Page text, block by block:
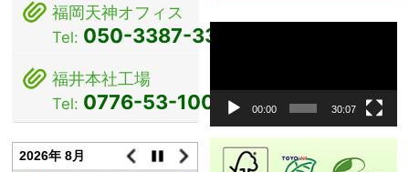
福岡天神オフィス
Tel: 050-3387-3381
福井本社工場
Tel: 0776-53-1000
2026年 8月
動
レ
ー
ヤ
00:00 30:07